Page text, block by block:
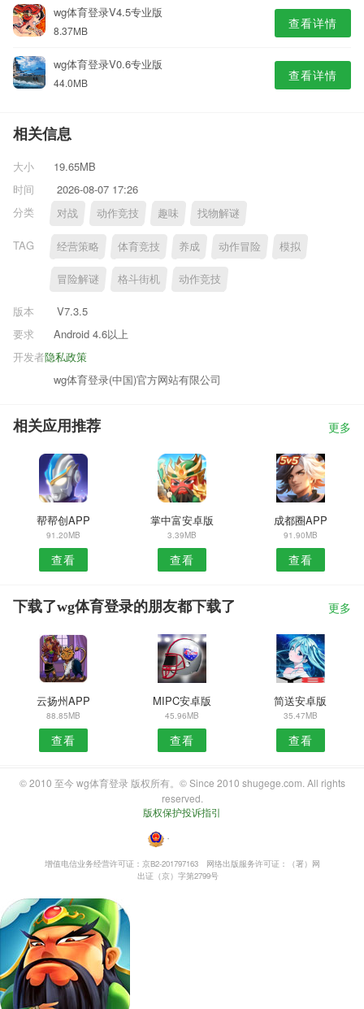
wg体育登录V4.5专业版
8.37MB 查看详情
wg体育登录V0.6专业版
44.0MB 查看详情
相关信息
大小
19.65MB
时间
2026-08-07 17:26
分类
对战 动作竞技 趣味 找物解谜
TAG 经营策略 体育竞技 养成 动作冒险 模拟
冒险解谜 格斗街机 动作竞技
版本
V7.3.5
要求
Android 4.6以上
隐私政策
开发者
wg体育登录(中国)官方网站有限公司
相关应用推荐 更多
帮帮创APP
91.20MB
查看
掌中富安卓版
3.39MB
查看
成都圈APP
91.90MB
查看
下载了wg体育登录的朋友都下载了 更多
云扬州APP
88.85MB
查看
MIPC安卓版
45.96MB
查看
简送安卓版
35.47MB
查看
© 2010 至今 wg体育登录 版权所有。© Since 2010 shugege.com. All rights
reserved.
版权保护投诉指引
・
增值电信业务经营许可证：京B2-201797163
网络出版服务许可证：（署）网
出证（京）字第2799号